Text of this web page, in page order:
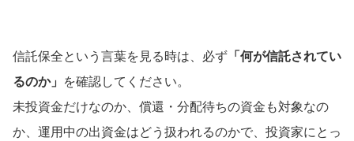
信託保全という言葉を見る時は、必ず 「何が信託されてい
るのか」
を確認してください。
未投資金だけなのか、償還・分配待ちの資金も対象なの
か、運用中の出資金はどう扱われるのかで、投資家にとっ